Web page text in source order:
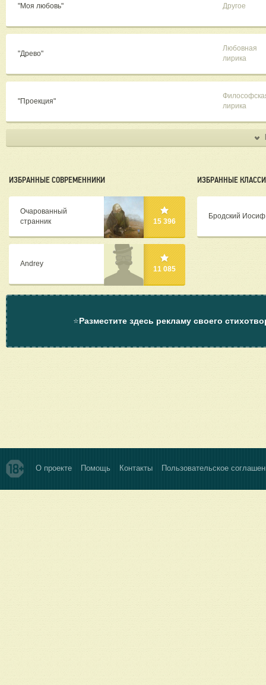
"Моя любовь" Другое
"Древо"
Любовная
лирика
"Проекция"
лирика
ИЗБРАННЫЕ СОВРЕМЕННИКИ
Очарованный
странник
15 396
Andrey
11 085
ИЗБРАННЫЕ
Бродский Иосиф
⭐Разместите здесь рекламу своего
О проекте Помощь Контакты Пользовательское